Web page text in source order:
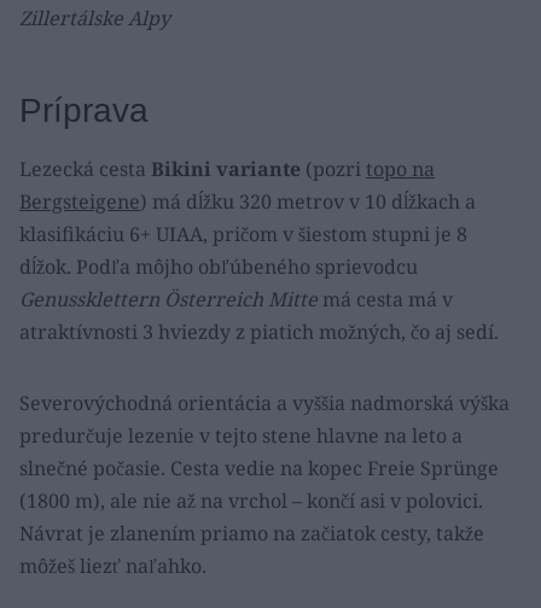
Zillertálske Alpy
Príprava
Lezecká cesta Bikini variante (pozri topo na
Bergsteigene) má dĺžku 320 metrov v 10 dĺžkach a
klasifikáciu 6+ UIAA, pričom v šiestom stupni je 8
dĺžok. Podľa môjho obľúbeného sprievodcu
Genussklettern Österreich Mitte má cesta má v
atraktívnosti 3 hviezdy z piatich možných, čo aj sedí.
Severovýchodná orientácia a vyššia nadmorská výška
predurčuje lezenie v tejto stene hlavne na leto a
slnečné počasie. Cesta vedie na kopec Freie Sprünge
(1800 m), ale nie až na vrchol – končí asi v polovici.
Návrat je zlanením priamo na začiatok cesty, takže
môžeš liezť naľahko.